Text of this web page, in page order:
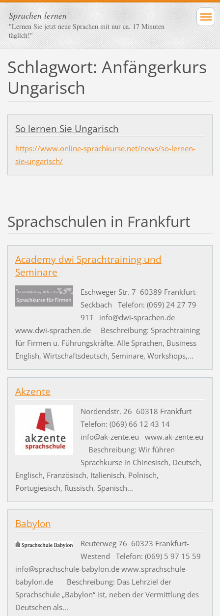
Sprachen lernen
"Lernen Sie jetzt neue Sprachen mit nur ca. 17 Minuten
täglich!"
Schlagwort: Anfängerkurs
Ungarisch
So lernen Sie Ungarisch
https://www.online-sprachkurse.net/news/so-lernen-
sie-ungarisch/
Sprachschulen in Frankfurt
Academy dwi Sprachtraining und
Seminare
Eschweger Str. 7 60389 Frankfurt-
Seckbach Telefon: (069) 24 27 79
91T info@dwi-sprachen.de
www.dwi-sprachen.de Beschreibung: Sprachtraining
für Firmen u. Führungskräfte. Alle Sprachen, Business
English, Wirtschaftsdeutsch, Seminare, Workshops,...
Akzente
Nordendstr. 26 60318 Frankfurt
Telefon: (069) 66 12 43 14
info@ak-zente.eu www.ak-zente.eu
Beschreibung: Wir führen
Sprachkurse in Chinesisch, Deutsch,
Englisch, Französisch, Italienisch, Polnisch,
Portugiesisch, Russisch, Spanisch...
Babylon
Reuterweg 76 60323 Frankfurt-
Westend Telefon: (069) 5 97 15 59
info@sprachschule-babylon.de www.sprachschule-
babylon.de Beschreibung: Das Lehrziel der
Sprachschule „Babylon“ ist, neben der Vermittlung des
Deutschen als...